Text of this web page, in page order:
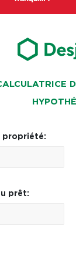
propriété:
prêt: